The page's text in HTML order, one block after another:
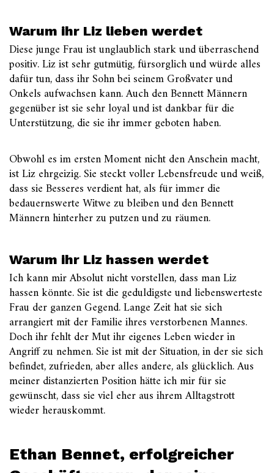
Warum ihr Liz lieben werdet
Diese junge Frau ist unglaublich stark und überraschend
positiv. Liz ist sehr gutmütig, fürsorglich und würde alles
dafür tun, dass ihr Sohn bei seinem Großvater und
Onkels aufwachsen kann. Auch den Bennett Männern
gegenüber ist sie sehr loyal und ist dankbar für die
Unterstützung, die sie ihr immer geboten haben.
Obwohl es im ersten Moment nicht den Anschein macht,
ist Liz ehrgeizig. Sie steckt voller Lebensfreude und weiß,
dass sie Besseres verdient hat, als für immer die
bedauernswerte Witwe zu bleiben und den Bennett
Männern hinterher zu putzen und zu räumen.
Warum ihr Liz hassen werdet
Ich kann mir Absolut nicht vorstellen, dass man Liz
hassen könnte. Sie ist die geduldigste und liebenswerteste
Frau der ganzen Gegend. Lange Zeit hat sie sich
arrangiert mit der Familie ihres verstorbenen Mannes.
Doch ihr fehlt der Mut ihr eigenes Leben wieder in
Angriff zu nehmen. Sie ist mit der Situation, in der sie sich
befindet, zufrieden, aber alles andere, als glücklich. Aus
meiner distanzierten Position hätte ich mir für sie
gewünscht, dass sie viel eher aus ihrem Alltagstrott
wieder herauskommt.
Ethan Bennet, erfolgreicher